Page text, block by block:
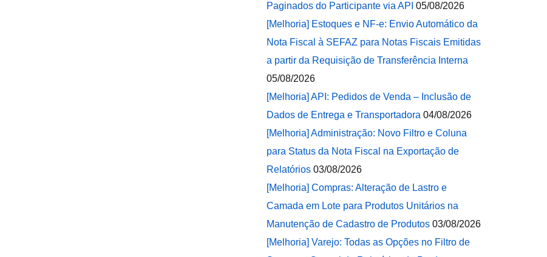
Paginados do Participante via API 05/08/2026
[Melhoria] Estoques e NF-e: Envio Automático da
Nota Fiscal à SEFAZ para Notas Fiscais Emitidas
a partir da Requisição de Transferência Interna
05/08/2026
[Melhoria] API: Pedidos de Venda – Inclusão de
Dados de Entrega e Transportadora 04/08/2026
[Melhoria] Administração: Novo Filtro e Coluna
para Status da Nota Fiscal na Exportação de
Relatórios 03/08/2026
[Melhoria] Compras: Alteração de Lastro e
Camada em Lote para Produtos Unitários na
Manutenção de Cadastro de Produtos 03/08/2026
[Melhoria] Varejo: Todas as Opções no Filtro de